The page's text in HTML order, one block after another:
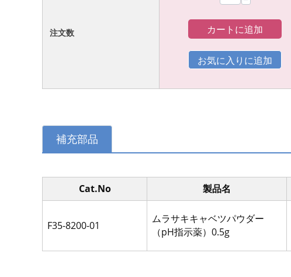
注文数 カートに追加
補充部品
Cat.No 製品名
F35-8200-01
ムラサキキャベツパウダー
（pH指示薬）0.5g